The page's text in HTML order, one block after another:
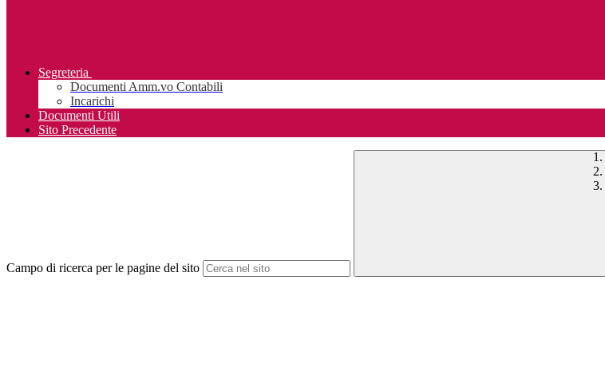
Segreteria
Documenti Amm.vo Contabili
Incarichi
Documenti Utili
Sito Precedente
Campo di ricerca per le pagine del sito